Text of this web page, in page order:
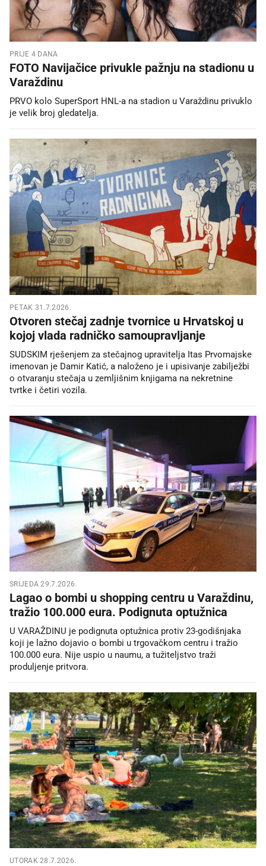
PRIJE 4 DANA
FOTO Navijačice privukle pažnju na stadionu u
Varaždinu
PRVO kolo SuperSport HNL-a na stadion u Varaždinu privuklo
je velik broj gledatelja.
PETAK 31.7.2026.
Otvoren stečaj zadnje tvornice u Hrvatskoj u
kojoj vlada radničko samoupravljanje
SUDSKIM rješenjem za stečajnog upravitelja Itas Prvomajske
imenovan je Damir Katić, a naloženo je i upisivanje zabilježbi
o otvaranju stečaja u zemljišnim knjigama na nekretnine
tvrtke i četiri vozila.
SRIJEDA 29.7.2026.
Lagao o bombi u shopping centru u Varaždinu,
tražio 100.000 eura. Podignuta optužnica
U VARAŽDINU je podignuta optužnica protiv 23-godišnjaka
koji je lažno dojavio o bombi u trgovačkom centru i tražio
100.000 eura. Nije uspio u naumu, a tužiteljstvo traži
produljenje pritvora.
UTORAK 28.7.2026.